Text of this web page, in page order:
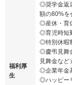
福利厚
生
◎奨学金返
額の80%を
◎産休・育
◎育児時短
◎特別休暇
◎慶弔見舞
見舞金など）
◎企業年金
◎ハッピー